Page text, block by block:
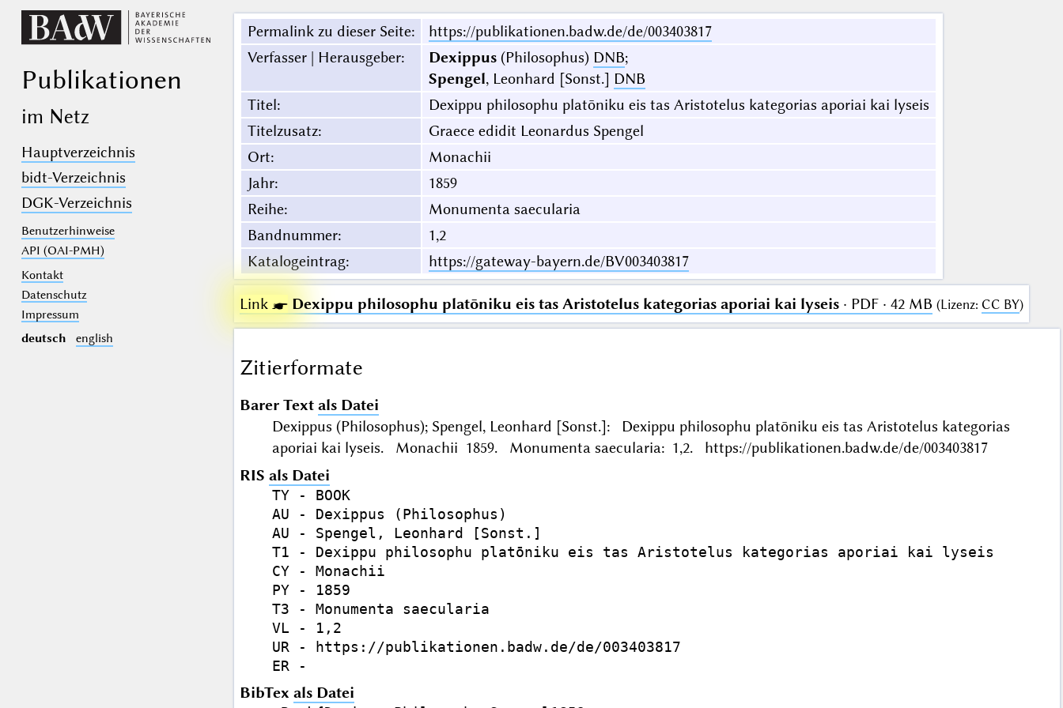
Publikationen
im Netz
Hauptverzeichnis
bidt-Verzeichnis
DGK-Verzeichnis
Benutzerhinweise
API (OAI-PMH)
Kontakt
Datenschutz
Impressum
deutsch
english
Permalink zu dieser Seite:
https://publikationen.badw.de/de/003403817
Verfasser | Herausgeber: Dexippus(Philosophus) DNB;
Spengel, Leonhard [Sonst.] DNB
Titel:
Dexippu philosophu platōniku eis tas Aristotelus kategorias aporiai kai lyseis
Titelzusatz:
Graece edidit Leonardus Spengel
Ort:
Monachii
Jahr:
1859
Reihe:
Monumenta saecularia
Bandnummer:
1,2
Katalogeintrag: https://gateway-bayern.de/BV003403817
Link ☛ Dexippu philosophu platōniku eis tas Aristotelus kategorias aporiai kai lyseis· PDF · 42 MB (Lizenz: CC BY)
Zitierformate
Barer Text als Datei
Dexippus (Philosophus); Spengel, Leonhard [Sonst.]: Dexippu philosophu platōniku eis tas Aristotelus kategorias
aporiai kai lyseis. Monachii 1859. Monumenta saecularia: 1,2. https://publikationen.badw.de/de/003403817
RIS als Datei
TY - BOOK
AU - Dexippus (Philosophus)
AU - Spengel, Leonhard [Sonst.]
T1 - Dexippu philosophu platōniku eis tas Aristotelus kategorias aporiai kai lyseis
CY - Monachii
PY - 1859
T3 - Monumenta saecularia
VL - 1,2
UR - https://publikationen.badw.de/de/003403817
BibTex als Datei